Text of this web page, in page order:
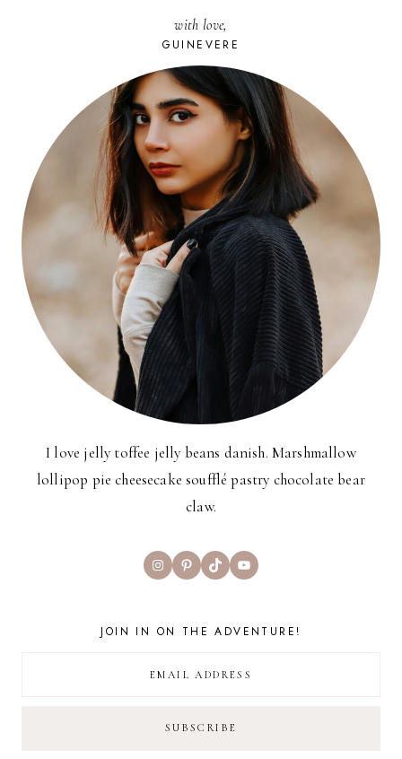
with love,
GUINEVERE
I love jelly toffee jelly beans danish. Marshmallow
lollipop pie cheesecake soufflé pastry chocolate bear
claw.
InstagramPinterest
TikTokYouTube
JOIN IN ON THE ADVENTURE!